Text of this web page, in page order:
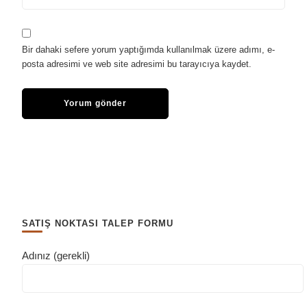
Bir dahaki sefere yorum yaptığımda kullanılmak üzere adımı, e-
posta adresimi ve web site adresimi bu tarayıcıya kaydet.
SATIŞ NOKTASI TALEP FORMU
Adınız (gerekli)